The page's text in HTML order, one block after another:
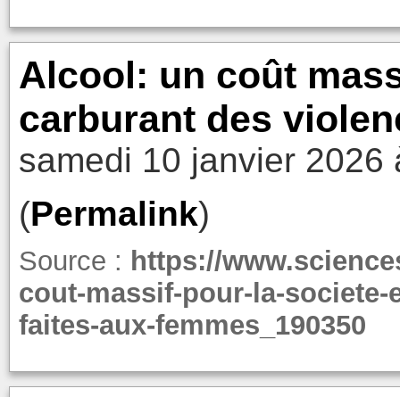
Alcool: un coût
carburant des
samedi 10 janvier 2026
(Permalink)
Source : https://
cout-massif-pour-la-
faites-aux-femmes_190350